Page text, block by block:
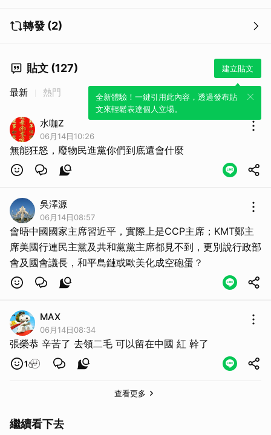
轉發 (2)
貼文 (127) 建立貼文
全新體驗！一鍵引用此內容，透過發布貼
文來輕鬆表達個人立場。
最新 熱門
水咖Z
06月14日10:26
無能狂怒，廢物民進黨你們到底還會什麼
吳澤源
06月14日08:57
會晤中國國家主席習近平，實際上是CCP主席；KMT鄭主
席美國行連民主黨及共和黨黨主席都見不到，更別說行政部
會及國會議長，和平島鏈或歐美化成空砲蛋？
MAX
06月14日08:34
張榮恭 辛苦了 去領二毛 可以留在中國 紅 幹了
1
查看更多
繼續看下去